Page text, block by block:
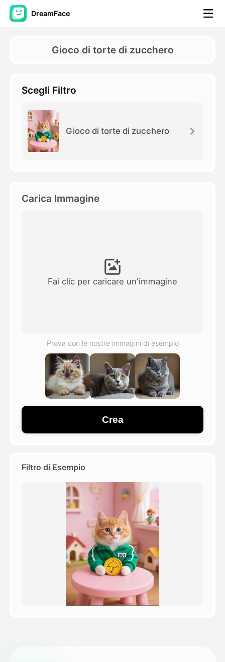
DreamFace
Strumenti AI
Video di AI
Foto
Altri strumenti
Vedi tutti i modelli
Blog
Gioco di torte di zucchero
Scegli Filtro
Gioco di torte di zucchero
Carica Immagine
Fai clic per caricare un'immagine
Prova con le nostre immagini di esempio
Crea
Filtro di Esempio